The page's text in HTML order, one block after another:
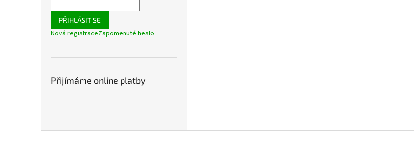
PŘIHLÁSIT SE
Nová registraceZapomenuté heslo
Přijímáme online platby